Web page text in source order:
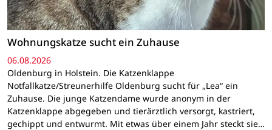
Wohnungskatze sucht ein Zuhause
06.08.2026
Oldenburg in Holstein. Die Katzenklappe
Notfallkatze/Streunerhilfe Oldenburg sucht für „Lea“ ein
Zuhause. Die junge Katzendame wurde anonym in der
Katzenklappe abgegeben und tierärztlich versorgt, kastriert,
gechippt und entwurmt. Mit etwas über einem Jahr steckt sie…